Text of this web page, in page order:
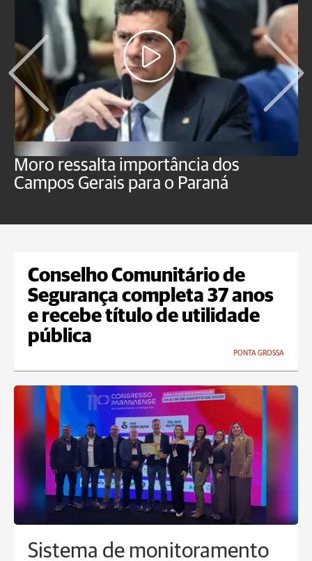
Moro ressalta importância dos
Campos Gerais para o Paraná
Conselho Comunitário de
Segurança completa 37 anos
e recebe título de utilidade
pública
PONTA GROSSA
Sistema de monitoramento